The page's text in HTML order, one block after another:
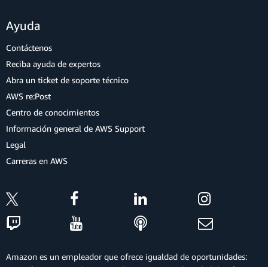
Ayuda
Contáctenos
Reciba ayuda de expertos
Abra un ticket de soporte técnico
AWS re:Post
Centro de conocimientos
Información general de AWS Support
Legal
Carreras en AWS
Amazon es un empleador que ofrece igualdad de oportunidades: